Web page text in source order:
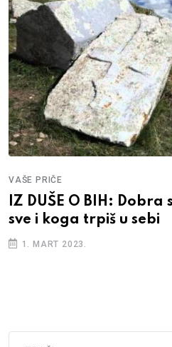
VAŠE PRIČE
IZ DUŠE O BIH:
sve i koga trpiš u sebi
1. MART 2023.